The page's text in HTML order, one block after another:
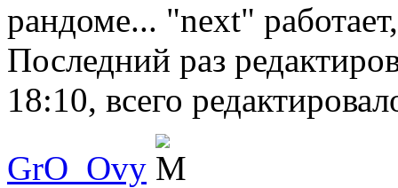
рандоме... "next"
Последний раз
18:10, всего
GrO_Ovy